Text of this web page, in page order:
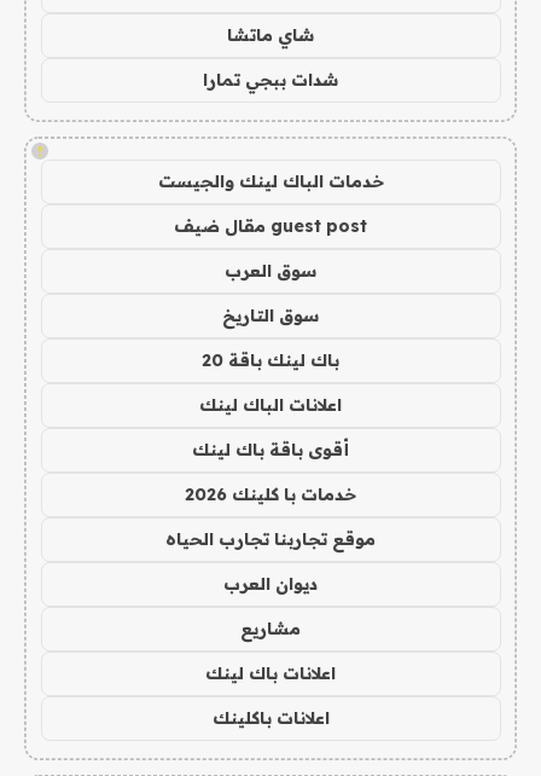
شاي ماتشا
شدات ببجي تمارا
!
خدمات الباك لينك والجيست
guest post مقال ضيف
سوق العرب
سوق التاريخ
باك لينك باقة 20
اعلانات الباك لينك
أقوى باقة باك لينك
خدمات با كلينك 2026
موقع تجاربنا تجارب الحياه
ديوان العرب
مشاريع
اعلانات باك لينك
اعلانات باكلينك